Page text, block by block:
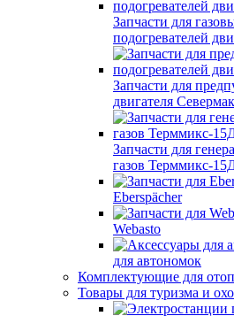
Запчасти для
подогревателей
Запчасти для
двигателя
Запчасти для
газов Терммикс-
Eberspächer
Webasto
для автономок
Комплектующие для
Товары для туризма и